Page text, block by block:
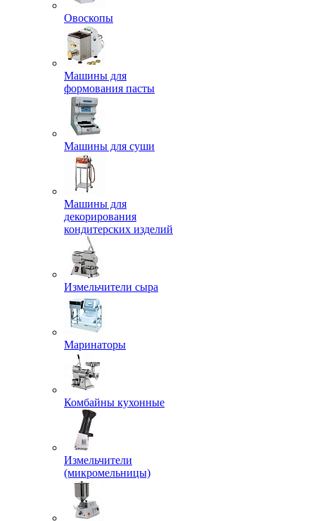
Овоскопы
Машины для
формования пасты
Машины для суши
Машины для
декорирования
кондитерских изделий
Измельчители сыра
Маринаторы
Комбайны кухонные
Измельчители
(микромельницы)